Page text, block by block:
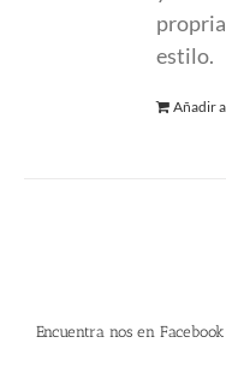
estilo.
Añadir
Encuentra nos en Facebook